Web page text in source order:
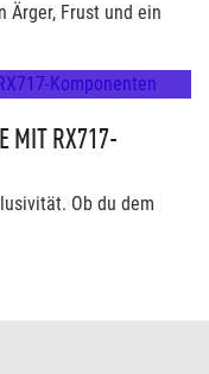
Ärger, Frust und ein
MIT RX717-
Ob du dem